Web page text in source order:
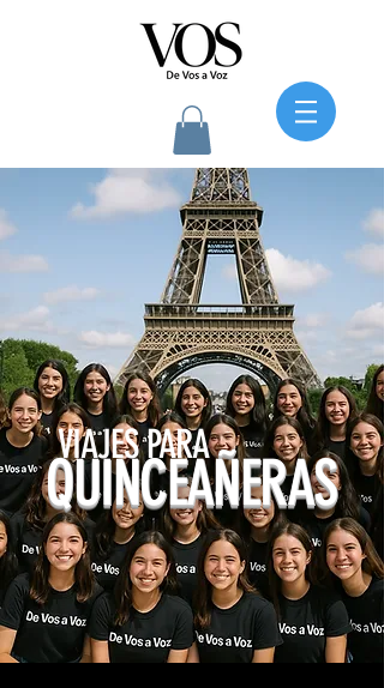
VIAJES PARA
QUINCEAÑERAS